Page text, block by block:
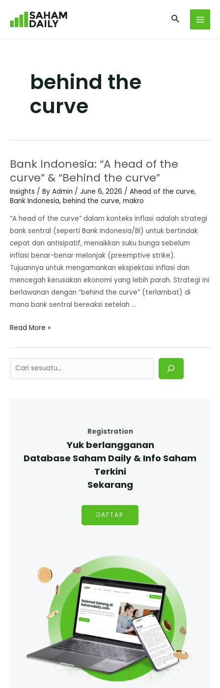
behind the
curve
Bank Indonesia: “A head of the
curve” & “Behind the curve”
Insights / By Admin / June 6, 2026 / Ahead of the curve,
Bank Indonesia, behind the curve, makro
“A head of the curve” dalam konteks inflasi adalah strategi
bank sentral (seperti Bank Indonesia/BI) untuk bertindak
cepat dan antisipatif, menaikkan suku bunga sebelum
inflasi benar-benar melonjak (preemptive strike).
Tujuannya untuk mengamankan ekspektasi inflasi dan
mencegah kerusakan ekonomi yang lebih parah. Strategi ini
berlawanan dengan “behind the curve” (terlambat) di
mana bank sentral bereaksi setelah …
Read More »
Registration
Yuk berlangganan
Database Saham Daily & Info Saham
Terkini
Sekarang
DAFTAR